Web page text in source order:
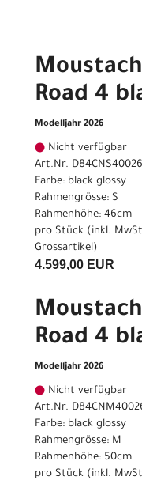
Road 4
Modelljahr 2026
Nicht verfügbar
Art.Nr.
Farbe: black glossy
Rahmengrösse: S
Rahmenhöhe: 46cm
pro Stück (inkl.
Grossartikel)
4.599,00 EUR
Road 4
Modelljahr 2026
Nicht verfügbar
Art.Nr.
Farbe: black glossy
Rahmengrösse: M
Rahmenhöhe: 50cm
pro Stück (inkl.